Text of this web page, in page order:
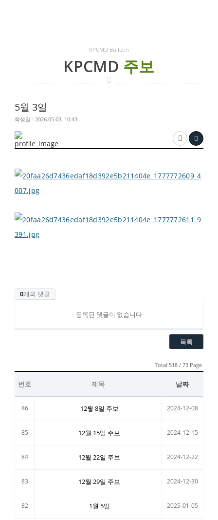
KPCMD Bulletin
KPCMD 주보
5월 3일
작성일 : 2026.05.03. 10:43
0개의 댓글
등록된 댓글이 없습니다
목록
Total 518 / 73 Page
번호 제목 날짜
86 12뤟 8일 주보 2024-12-08
85 12월 15일 주보 2024-12-15
84 12월 22일 주보 2024-12-22
83 12월 29일 주보 2024-12-30
82 1월 5일 2025-01-05